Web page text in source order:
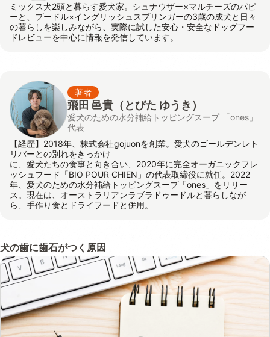
ミックス犬2頭と暮らす愛犬家。シュナウザー×マルチーズのパピ
ーと、プードル×イングリッシュスプリンガーの3歳の成犬と日々
の暮らしを楽しみながら、実際に試した安心・安全なドッグフー
ドレビューを中心に情報を発信しています。
著者
飛田 邑貴 （とびた ゆうき）
愛犬のための水分補給トッピングスープ 「ones」
代表
【経歴】2018年、株式会社gojuonを創業。愛犬のゴールデンレト
リバーとの別れをきっかけ
に、愛犬たちの食事と向き合い、2020年に完全オーガニックフレ
ッシュフード「BIO POUR CHIEN」の代表取締役に就任。2022
年、愛犬のための水分補給トッピングスープ「ones」をリリー
ス。現在は、オーストラリアンラブラドゥードルと暮らしなが
ら、手作り食とドライフードと併用。
犬の歯に歯石がつく原因